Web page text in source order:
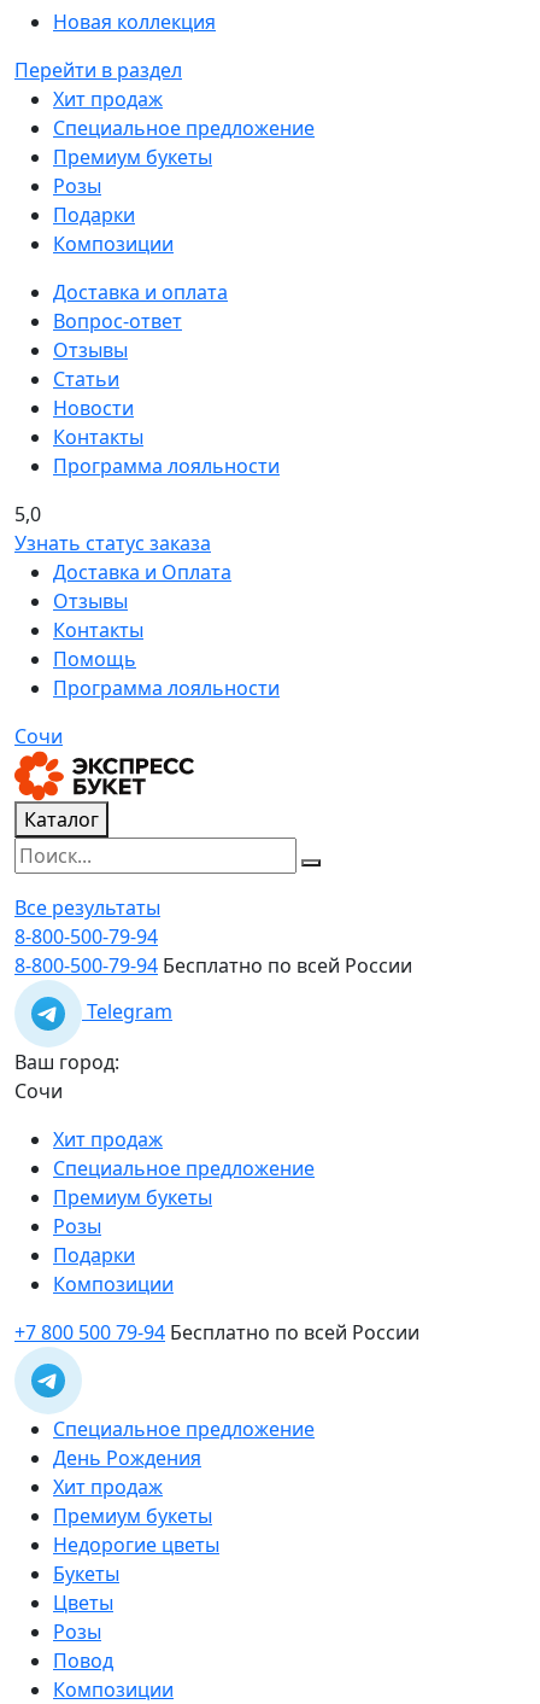
Новая коллекция
Перейти в раздел
Хит продаж
Специальное предложение
Премиум букеты
Розы
Подарки
Композиции
Доставка и оплата
Вопрос-ответ
Отзывы
Статьи
Новости
Контакты
Программа лояльности
5,0
Узнать статус заказа
Доставка и Оплата
Отзывы
Контакты
Помощь
Программа лояльности
Сочи
Каталог
Все результаты
8-800-500-79-94
8-800-500-79-94 Бесплатно по всей России
Telegram
Ваш город:
Сочи
Хит продаж
Специальное предложение
Премиум букеты
Розы
Подарки
Композиции
+7 800 500 79-94 Бесплатно по всей России
Специальное предложение
День Рождения
Хит продаж
Премиум букеты
Недорогие цветы
Букеты
Цветы
Розы
Повод
Композиции